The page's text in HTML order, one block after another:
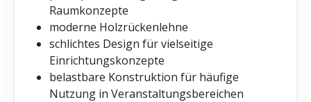
Raumkonzepte
moderne Holzrückenlehne
schlichtes Design für vielseitige
Einrichtungskonzepte
belastbare Konstruktion für häufige
Nutzung in Veranstaltungsbereichen